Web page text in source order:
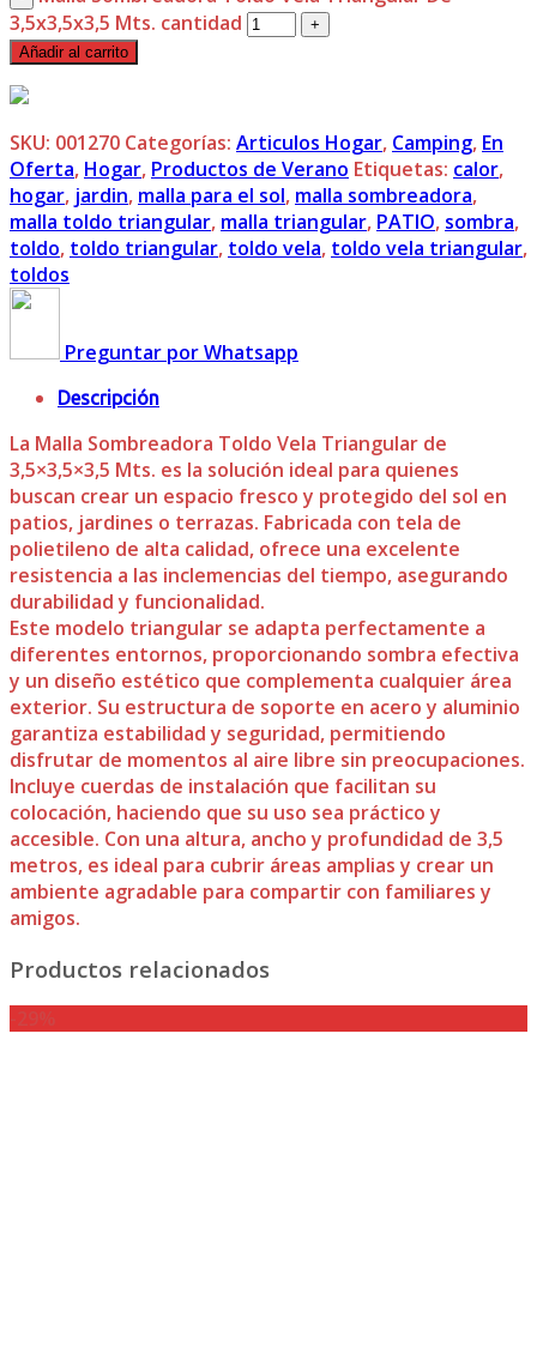
3,5x3,5x3,5 Mts. cantidad
Añadir al carrito
SKU: 001270 Categorías: Articulos Hogar, Camping, En
Oferta, Hogar, Productos de Verano Etiquetas: calor,
hogar, jardin, malla para el sol, malla sombreadora,
malla toldo triangular, malla triangular, PATIO, sombra,
toldo, toldo triangular, toldo vela, toldo vela triangular,
toldos
Preguntar por Whatsapp
Descripción
La Malla Sombreadora Toldo Vela Triangular de
3,5×3,5×3,5 Mts. es la solución ideal para quienes
buscan crear un espacio fresco y protegido del sol en
patios, jardines o terrazas. Fabricada con tela de
polietileno de alta calidad, ofrece una excelente
resistencia a las inclemencias del tiempo, asegurando
durabilidad y funcionalidad.
Este modelo triangular se adapta perfectamente a
diferentes entornos, proporcionando sombra efectiva
y un diseño estético que complementa cualquier área
exterior. Su estructura de soporte en acero y aluminio
garantiza estabilidad y seguridad, permitiendo
disfrutar de momentos al aire libre sin preocupaciones.
Incluye cuerdas de instalación que facilitan su
colocación, haciendo que su uso sea práctico y
accesible. Con una altura, ancho y profundidad de 3,5
metros, es ideal para cubrir áreas amplias y crear un
ambiente agradable para compartir con familiares y
amigos.
Productos relacionados